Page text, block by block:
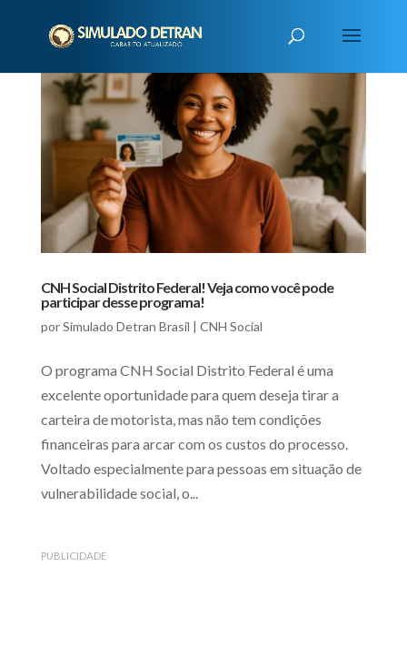
CNH Social Distrito Federal! Veja como você pode
participar desse programa!
porSimulado Detran Brasil | CNH Social
O programa CNH Social Distrito Federal é uma
excelente oportunidade para quem deseja tirar a
carteira de motorista, mas não tem condições
financeiras para arcar com os custos do processo.
Voltado especialmente para pessoas em situação de
vulnerabilidade social, o...
PUBLICIDADE